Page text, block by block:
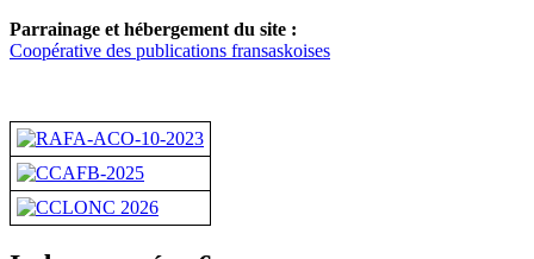
Parrainage et hébergement du site :
Coopérative des publications fransaskoises